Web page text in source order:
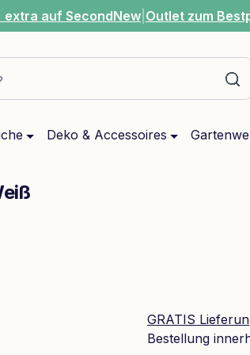
extra auf SecondNew Outlet zum
Deko & Accessoires
GRATIS
Bestellung